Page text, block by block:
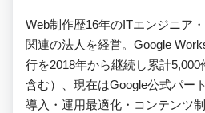
Web制作歴16年のITエンジニア
関連の法人を経営。Google
行を2018年から継続し累計
含む）、現在はGoogle公式パー
導入・運用最適化・コンテンツ